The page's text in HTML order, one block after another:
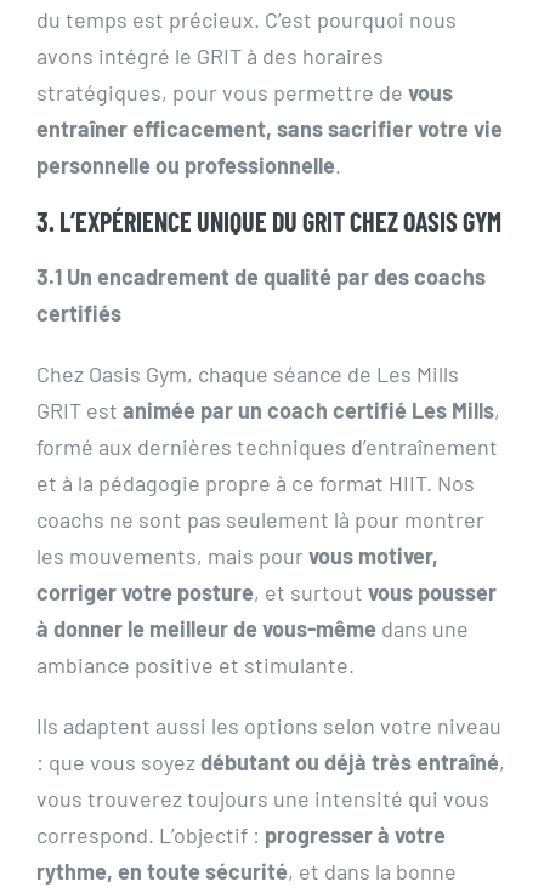
du temps est précieux. C’est pourquoi nous
avons intégré le GRIT à des horaires
stratégiques, pour vous permettre de vous
entraîner efficacement, sans sacrifier votre vie
personnelle ou professionnelle.
3. L’EXPÉRIENCE UNIQUE DU GRIT CHEZ OASIS GYM
3.1 Un encadrement de qualité par des coachs
certifiés
Chez Oasis Gym, chaque séance de Les Mills
GRIT est animée par un coach certifié Les Mills,
formé aux dernières techniques d’entraînement
et à la pédagogie propre à ce format HIIT. Nos
coachs ne sont pas seulement là pour montrer
les mouvements, mais pour vous motiver,
corriger votre posture, et surtout vous pousser
à donner le meilleur de vous-même dans une
ambiance positive et stimulante.
Ils adaptent aussi les options selon votre niveau
: que vous soyezdébutant ou déjà très entraîné,
vous trouverez toujours une intensité qui vous
correspond. L’objectif : progresser à votre
rythme, en toute sécurité, et dans la bonne